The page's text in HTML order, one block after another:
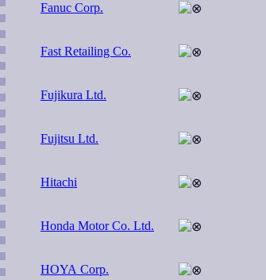
Fanuc Corp.
Fast Retailing Co.
Fujikura Ltd.
Fujitsu Ltd.
Hitachi
Honda Motor Co. Ltd.
HOYA Corp.